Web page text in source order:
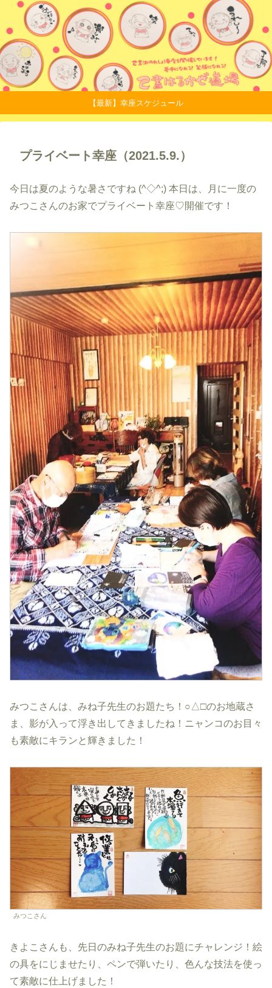
【最新】幸座スケジュール
プライベート幸座（2021.5.9.）
今日は夏のような暑さですね (^◇^;) 本日は、月に一度の
みつこさんのお家でプライベート幸座♡開催です！
みつこさんは、みね子先生のお題たち！○△□のお地蔵さ
ま、影が入って浮き出してきましたね！ニャンコのお目々
も素敵にキランと輝きました！
みつこさん
きよこさんも、先日のみね子先生のお題にチャレンジ！絵
の具をにじませたり、ペンで弾いたり、色んな技法を使っ
て素敵に仕上げました！